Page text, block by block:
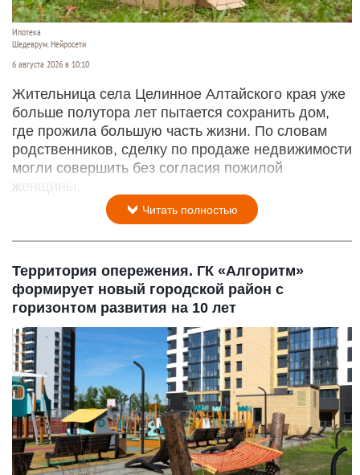
Ипотека
Шедеврум. Нейросети
6 августа 2026 в 10:10
Жительница села Целинное Алтайского края уже
больше полутора лет пытается сохранить дом,
где прожила большую часть жизни. По словам
родственников, сделку по продаже недвижимости
могли совершить без согласия пожилой
женщины.
Читать полностью
Территория опережения. ГК «Алгоритм»
формирует новый городской район с
горизонтом развития на 10 лет